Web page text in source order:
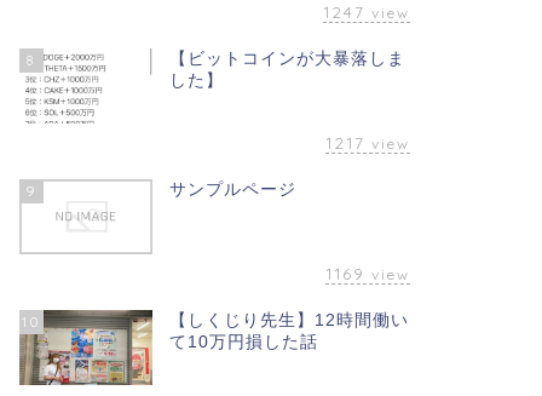
1247 view
8
【ビットコインが大暴落しま
した】
1217 view
9 サンプルページ
1169 view
10
【しくじり先生】12時間働い
て10万円損した話